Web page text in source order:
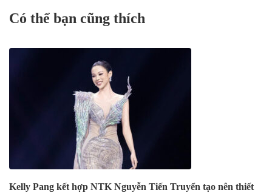
Có thể bạn cũng thích
Kelly Pang kết hợp NTK Nguyễn Tiến Truyển tạo nên thiết